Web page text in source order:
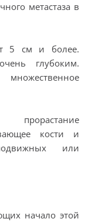
метастаза в
5 см и более.
глубоким.
кости и
или
начало этой